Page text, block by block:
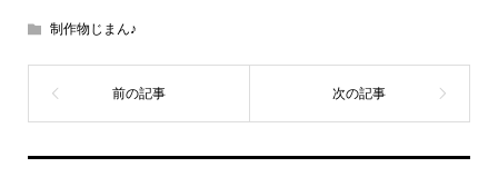
制作物じまん♪